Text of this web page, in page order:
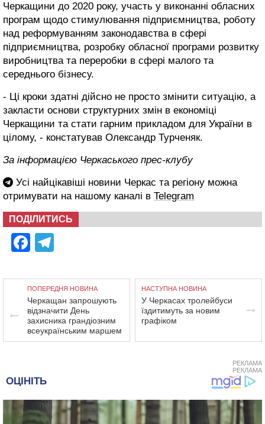
Черкащини до 2020 року, участь у виконанні обласних
програм щодо стимулювання підприємництва, роботу
над реформуванням законодавства в сфері
підприємництва, розробку обласної програми розвитку
виробництва та переробки в сфері малого та
середнього бізнесу.
- Ці кроки здатні дійсно не просто змінити ситуацію, а
закласти основи структурних змін в економіці
Черкащини та стати гарним прикладом для України в
цілому, - констатував Олександр Турченяк.
За інформацією Черкаського прес-клубу
Усі найцікавіші новини Черкас та регіону можна
отримувати на нашому каналі в Telegram
ПОДІЛИТИСЬ
Facebook
ПОПЕРЕДНЯ НОВИНА
Черкащан запрошують
відзначити День
захисника грандіозним
всеукраїнським маршем
НАСТУПНА НОВИНА
У Черкасах тролейбуси
їздитимуть за новим
графіком
РЕКЛАМА
РЕКЛАМА